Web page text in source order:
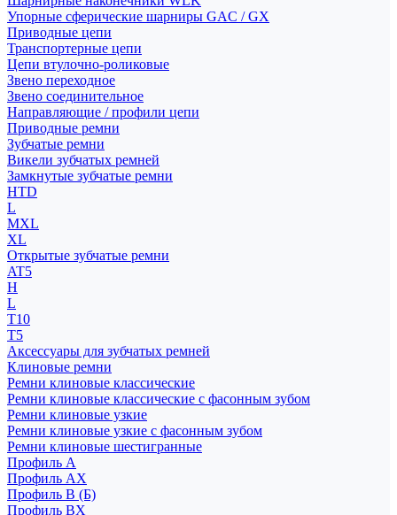
Упорные сферические шарниры GAC / GX
Приводные цепи
Транспортерные цепи
Цепи втулочно-роликовые
Звено переходное
Звено соединительное
Направляющие / профили цепи
Приводные ремни
Зубчатые ремни
Викели зубчатых ремней
Замкнутые зубчатые ремни
HTD
L
MXL
XL
Открытые зубчатые ремни
AT5
H
L
T10
T5
Аксессуары для зубчатых ремней
Клиновые ремни
Ремни клиновые классические
Ремни клиновые классические с фасонным зубом
Ремни клиновые узкие
Ремни клиновые узкие с фасонным зубом
Ремни клиновые шестигранные
Профиль A
Профиль AX
Профиль B (Б)
Профиль BX